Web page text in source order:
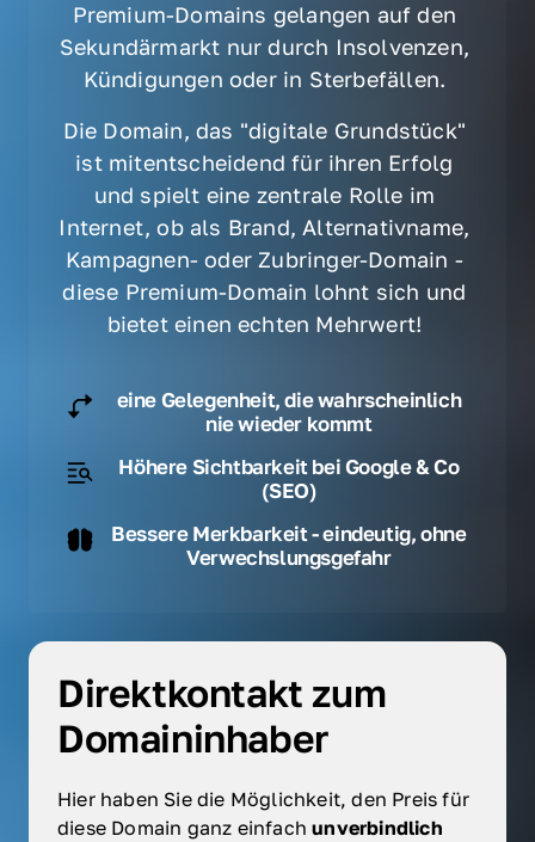
Premium-Domains gelangen auf den
Sekundärmarkt nur durch Insolvenzen,
Kündigungen oder in Sterbefällen.
Die Domain, das "digitale Grundstück"
ist mitentscheidend für ihren Erfolg
und spielt eine zentrale Rolle im
Internet, ob als Brand, Alternativname,
Kampagnen- oder Zubringer-Domain -
diese Premium-Domain lohnt sich und
bietet einen echten Mehrwert!
eine Gelegenheit, die wahrscheinlich
nie wieder kommt
Höhere Sichtbarkeit bei Google & Co
(SEO)
Bessere Merkbarkeit - eindeutig, ohne
Verwechslungsgefahr
Direktkontakt zum
Domaininhaber
Hier haben Sie die Möglichkeit, den Preis für
diese Domain ganz einfach